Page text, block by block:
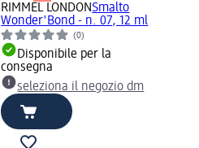
RIMMEL LONDONSmalto
Wonder'Bond - n. 07, 12 ml
(0)
Disponibile per la
consegna
seleziona il negozio dm